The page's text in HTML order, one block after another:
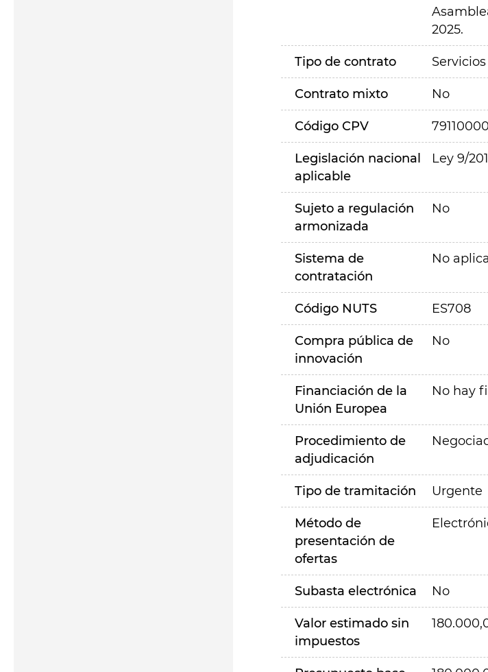
2025.
Tipo de contrato Servicios
Contrato mixto No
Código CPV
Legislación nacional
aplicable
Ley 9/
Sujeto a regulación
armonizada
No
Sistema de
contratación
No aplica
Código NUTS ES708
Compra pública de
innovación
No
Financiación de la
Unión Europea
No hay
Procedimiento de
adjudicación
Tipo de tramitación Urgente
Método de
presentación de
ofertas
Subasta electrónica No
Valor estimado sin
impuestos